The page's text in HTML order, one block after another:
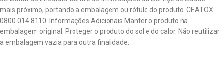
mais próximo, portando a embalagem ou rótulo do produto. CEATOX:
0800 014 8110. Informações Adicionais Manter o produto na
embalagem original. Proteger o produto do sol e do calor. Não reutilizar
a embalagem vazia para outra finalidade.